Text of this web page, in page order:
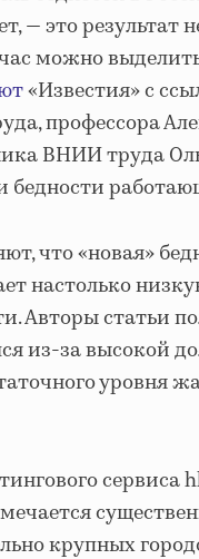
— это результат
можно
«Известия» с
профессора
ВНИИ труда
бедности
что «новая»
настолько
Авторы статьи
из-за высокой
уровня
сервиса
крупных